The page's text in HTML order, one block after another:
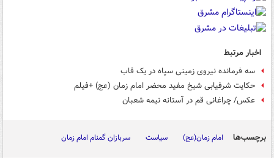
اخبار مرتبط
سه فرمانده نیروی زمینی سپاه در یک قاب
حکایت شرفیابی شیخ مفید محضر امام زمان (عج) +فیلم
عکس/ چراغانی قم در آستانه نیمه شعبان
برچسب‌ها امام زمان(عج) سیاست سربازان گمنام امام زمان